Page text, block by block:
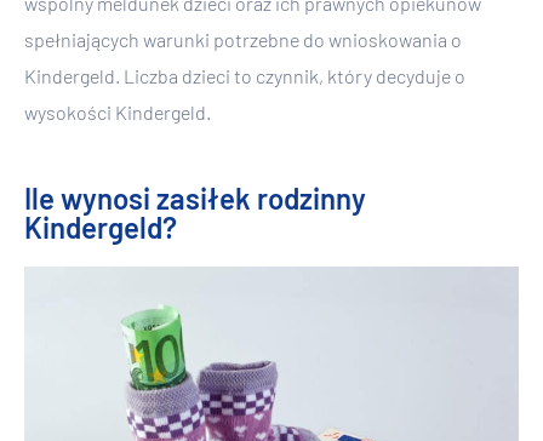
spełniających warunki potrzebne do wnioskowania o
Kindergeld. Liczba dzieci to czynnik, który decyduje o
wysokości Kindergeld.
Ile wynosi zasiłek rodzinny
Kindergeld?